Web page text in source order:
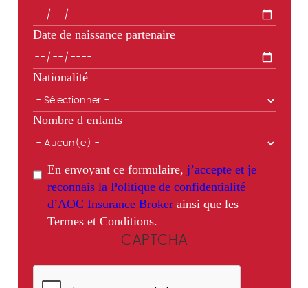
Date de naissance partenaire
Nationalité
Nombre d enfants
En envoyant ce formulaire, j’accepte et je
reconnais la Politique de confidentialité
d’AOC Insurance Brokerainsi que les
Termes et Conditions.
CAPTCHA